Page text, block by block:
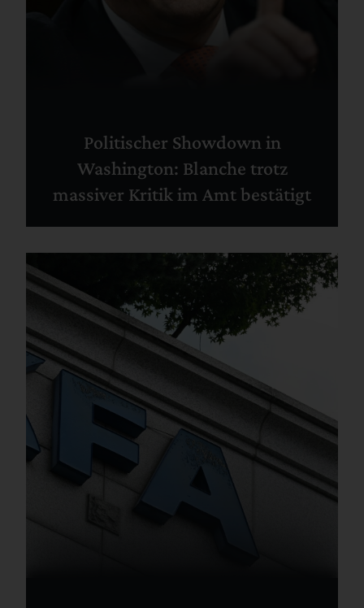
Politischer Showdown in
Washington: Blanche trotz
massiver Kritik im Amt bestätigt